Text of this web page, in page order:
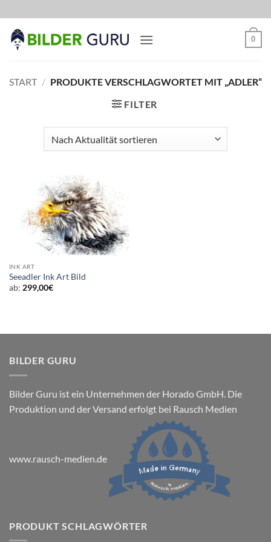
Inhalt
springen
0
START / PRODUKTE VERSCHLAGWORTET MIT „ADLER“
FILTER
INK ART
Seeadler Ink Art Bild
ab: 299,00€
BILDER GURU
Bilder Guru ist ein Unternehmen der Horado GmbH. Die
Produktion und der Versand erfolgt bei Rausch Medien
www.rausch-medien.de
PRODUKT SCHLAGWÖRTER